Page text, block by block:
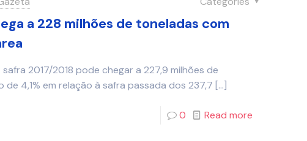
a 228 milhões de toneladas com
2017/2018 pode chegar a 227,9 milhões de
de 4,1% em relação à safra passada dos 237,7 […]
0 Read more